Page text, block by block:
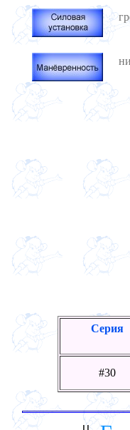
Серия
#30